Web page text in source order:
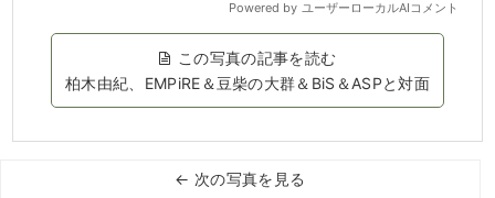
この写真の記事を読む
柏木由紀、EMPiRE＆豆柴の大群＆BiS＆ASPと対面
← 次の写真を見る